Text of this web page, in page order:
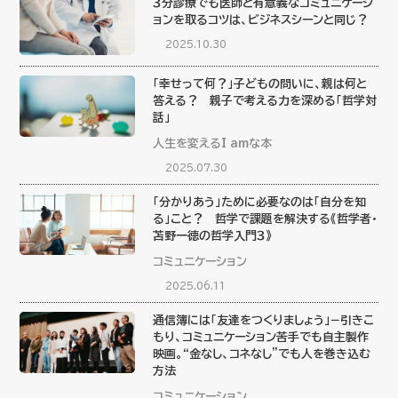
３分診療でも医師と有意義なコミュニケーシ
ョンを取るコツは、ビジネスシーンと同じ？
2025.10.30
「幸せって何？」子どもの問いに、親は何と
答える？ 親子で考える力を深める「哲学対
話」
人生を変えるI amな本
2025.07.30
「分かりあう」ために必要なのは「自分を知
る」こと？ 哲学で課題を解決する《哲学者・
苫野一徳の哲学入門３》
コミュニケーション
2025.06.11
通信簿には「友達をつくりましょう」−引きこ
もり、コミュニケーション苦手でも自主製作
映画。“金なし、コネなし”でも人を巻き込む
方法